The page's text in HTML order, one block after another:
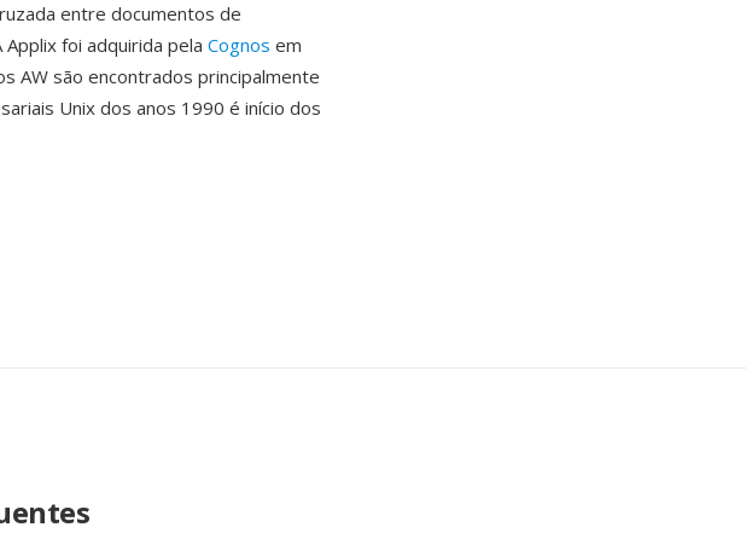
entre documentos de
foi adquirida pela Cognos em
AW são encontrados principalmente
Unix dos anos 1990 é início dos